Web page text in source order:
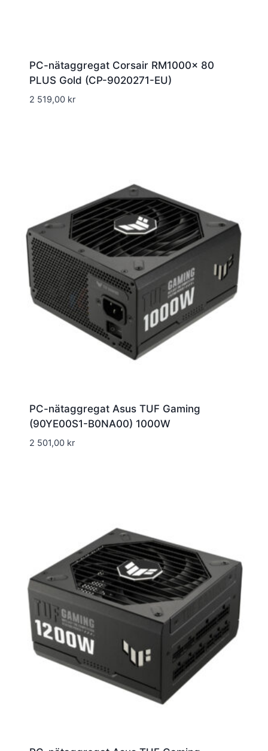
PC-nätaggregat Corsair RM1000x 80
PLUS Gold (CP-9020271-EU)
2 519,00 kr
PC-nätaggregat Asus TUF Gaming
(90YE00S1-B0NA00) 1000W
2 501,00 kr